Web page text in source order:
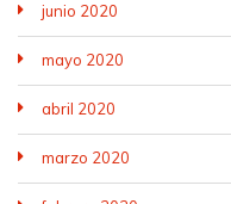
junio 2020
mayo 2020
abril 2020
marzo 2020